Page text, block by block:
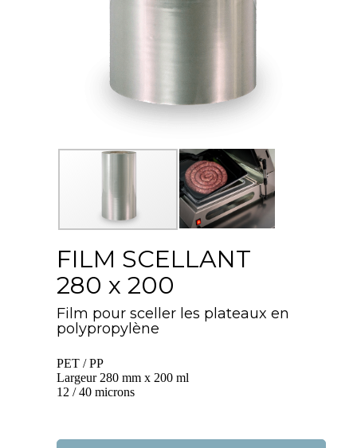
FILM SCELLANT
280 x 200
Film pour sceller les plateaux en
polypropylène
PET / PP
Largeur 280 mm x 200 ml
12 / 40 microns